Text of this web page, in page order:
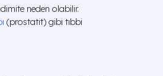
neden olabilir.
(prostatit) gibi tıbbi